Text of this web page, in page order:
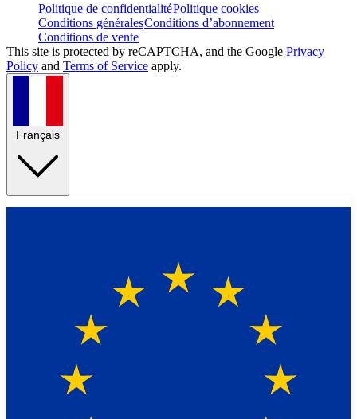
Politique de confidentialitéPolitique cookies
Conditions généralesConditions d’abonnement
Conditions de vente
This site is protected by reCAPTCHA, and the Google Privacy
Policy and Terms of Service apply.
Français